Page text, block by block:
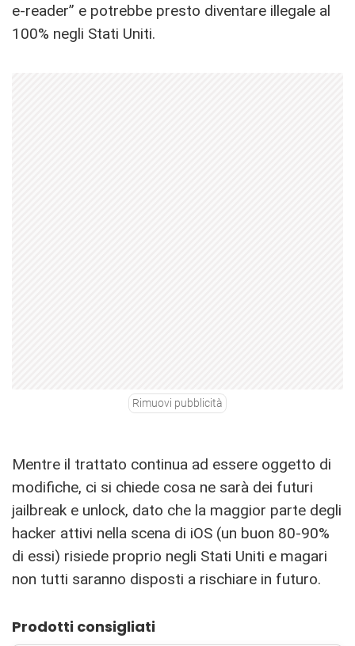
e-reader” e potrebbe presto diventare illegale al
100% negli Stati Uniti.
Rimuovi pubblicità
Mentre il trattato continua ad essere oggetto di
modifiche, ci si chiede cosa ne sarà dei futuri
jailbreak e unlock, dato che la maggior parte degli
hacker attivi nella scena di iOS (un buon 80-90%
di essi) risiede proprio negli Stati Uniti e magari
non tutti saranno disposti a rischiare in futuro.
Prodotti consigliati